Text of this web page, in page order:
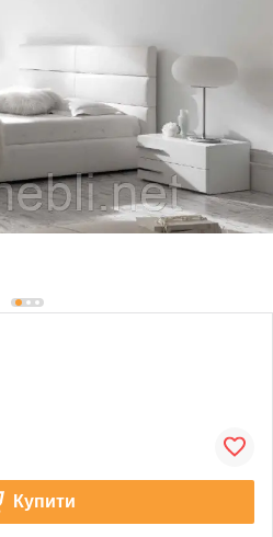
Купити